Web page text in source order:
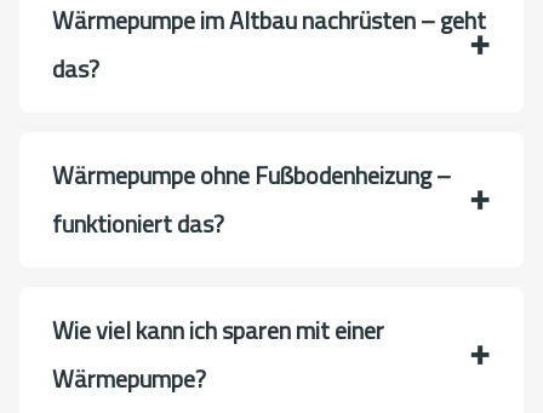
Wärmepumpe im Altbau nachrüsten – geht
das?
Wärmepumpe ohne Fußbodenheizung –
funktioniert das?
Wie viel kann ich sparen mit einer
Wärmepumpe?